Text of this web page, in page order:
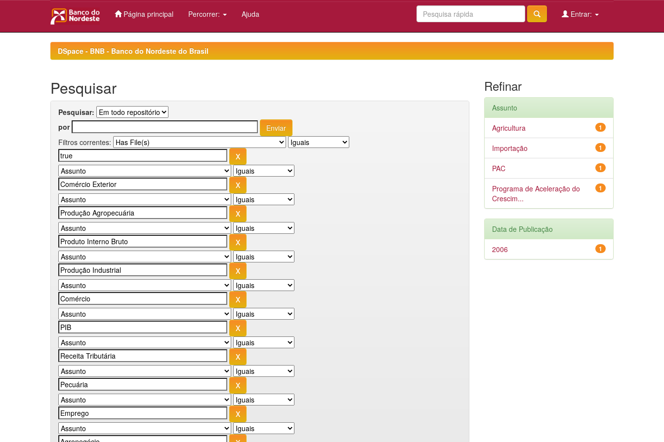
Página principal Percorrer: Ajuda Entrar:
DSpace - BNB - Banco do Nordeste do Brasil
Pesquisar
Pesquisar:
por
Filtros correntes:
Refinar
Assunto
1
Agricultura
1
Importação
1
PAC
1
Programa de Aceleração do
Crescim...
Data de Publicação
1
2006